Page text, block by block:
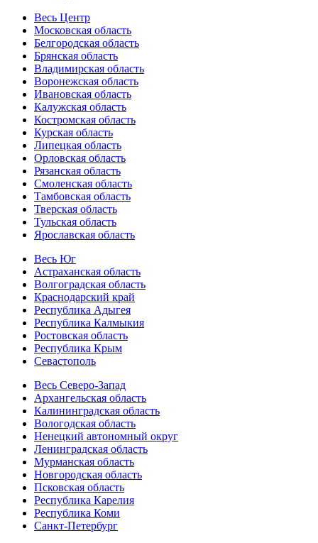
Весь Центр
Московская область
Белгородская область
Брянская область
Владимирская область
Воронежская область
Ивановская область
Калужская область
Костромская область
Курская область
Липецкая область
Орловская область
Рязанская область
Смоленская область
Тамбовская область
Тверская область
Тульская область
Ярославская область
Весь Юг
Астраханская область
Волгоградская область
Краснодарский край
Республика Адыгея
Республика Калмыкия
Ростовская область
Республика Крым
Севастополь
Весь Северо-Запад
Архангельская область
Калининградская область
Вологодская область
Ненецкий автономный округ
Ленинградская область
Мурманская область
Новгородская область
Псковская область
Республика Карелия
Республика Коми
Санкт-Петербург